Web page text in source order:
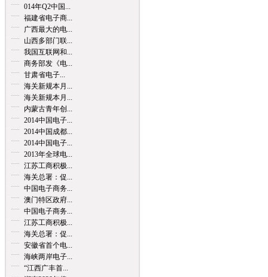
014年Q2中国...
福建省电子商...
广西最大的电...
山西多部门联...
我国互联网和...
商务部发《电...
甘肃省电子...
海关新规本月...
海关新规本月...
内蒙古青年创...
2014中国电子...
2014中国成都...
2014中国电子...
2013年全球电...
江苏工商积极...
海关总署：促...
中国电子商务...
澳门特区政府...
中国电子商务...
江苏工商积极...
海关总署：促...
安徽省首个电...
海峡两岸电子...
“江西广丰首...